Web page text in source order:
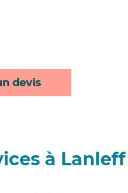
devis
à Lanleff